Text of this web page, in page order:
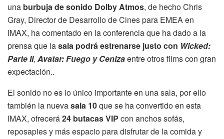
una burbuja de sonido Dolby Atmos, de hecho Chris
Gray, Director de Desarrollo de Cines para EMEA en
IMAX, ha comentado en la conferencia que ha dado a la
prensa que lasala podrá estrenarse justo con Wicked:
Parte II, Avatar: Fuego y Cenizaentre otros films con gran
expectación..
El sonido no es lo único importante en una sala, por ello
también la nuevasala 10que se ha convertido en esta
IMAX, ofrecerá24 butacas VIP con anchos sofás,
reposapies y más espacio para disfrutar de la comida y